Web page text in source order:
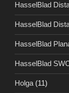
HasselBlad
HasselBlad
HasselBlad
HasselBlad
Holga (11)